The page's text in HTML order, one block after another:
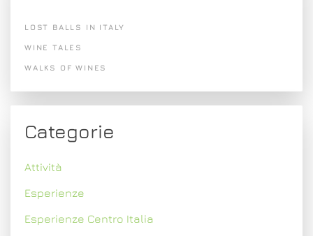
LOST BALLS IN ITALY
WINE TALES
WALKS OF WINES
Categorie
Attività
Esperienze
Esperienze Centro Italia